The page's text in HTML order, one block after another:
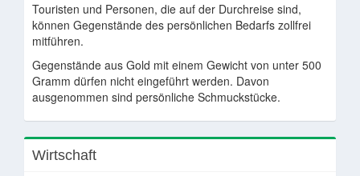
Touristen und Personen, die auf der Durchreise sind,
können Gegenstände des persönlichen Bedarfs zollfrei
mitführen.
Gegenstände aus Gold mit einem Gewicht von unter 500
Gramm dürfen nicht eingeführt werden. Davon
ausgenommen sind persönliche Schmuckstücke.
Wirtschaft